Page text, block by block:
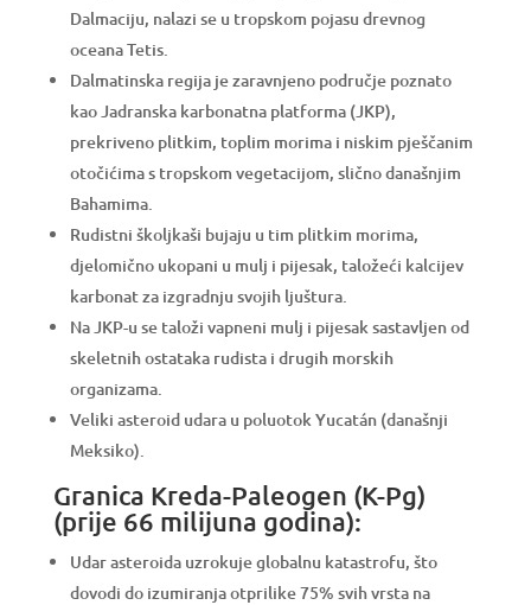
Dalmaciju, nalazi se u tropskom pojasu drevnog
oceana Tetis.
Dalmatinska regija je zaravnjeno područje poznato
kao Jadranska karbonatna platforma (JKP),
prekriveno plitkim, toplim morima i niskim pješčanim
otočićima s tropskom vegetacijom, slično današnjim
Bahamima.
Rudistni školjkaši bujaju u tim plitkim morima,
djelomično ukopani u mulj i pijesak, taložeći kalcijev
karbonat za izgradnju svojih ljuštura.
Na JKP-u se taloži vapneni mulj i pijesak sastavljen od
skeletnih ostataka rudista i drugih morskih
organizama.
Veliki asteroid udara u poluotok Yucatán (današnji
Meksiko).
Granica Kreda-Paleogen (K-Pg)
(prije 66 milijuna godina):
Udar asteroida uzrokuje globalnu katastrofu, što
dovodi do izumiranja otprilike 75% svih vrsta na